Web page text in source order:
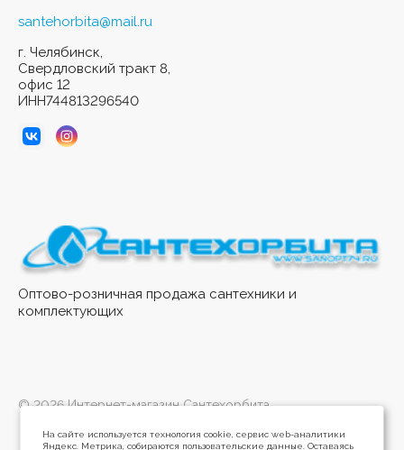
Оптово-розничная продажа сантехники и
комплектующих
santehorbita@mail.ru
г. Челябинск,
Свердловский тракт 8,
офис 12
ИНН744813296540
© 2026 Интернет-магазин Сантехорбита
На сайте используется технология cookie, сервис web-аналитики
Яндекс. Метрика, собираются пользовательские данные. Оставаясь